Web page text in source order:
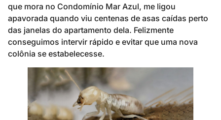
que mora no Condomínio Mar Azul, me ligou
apavorada quando viu centenas de asas caídas perto
das janelas do apartamento dela. Felizmente
conseguimos intervir rápido e evitar que uma nova
colônia se estabelecesse.